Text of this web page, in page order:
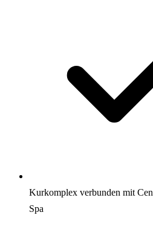
Kurkomplex verbunden mit
Spa